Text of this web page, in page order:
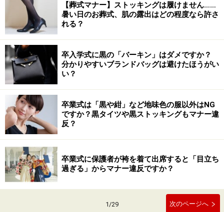
【葬式マナー】ストッキングは履けません……
暑い日のお葬式、肌の露出はどの程度なら許さ
れる？
卒入学式に黒の「バーキン」はダメですか？
分かりやすいブランドバッグは避けたほうがい
い？
卒業式は「黒や紺」など地味色の服以外はNG
ですか？黒タイツや黒ストッキングもマナー違
反？
卒業式に保護者が袴を着て出席すると「目立ち
過ぎる」からマナー違反ですか？
1/29 次のページへ